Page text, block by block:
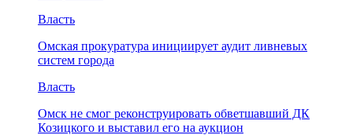
Власть
Омская прокуратура инициирует аудит ливневых
систем города
Власть
Омск не смог реконструировать обветшавший ДК
Козицкого и выставил его на аукцион